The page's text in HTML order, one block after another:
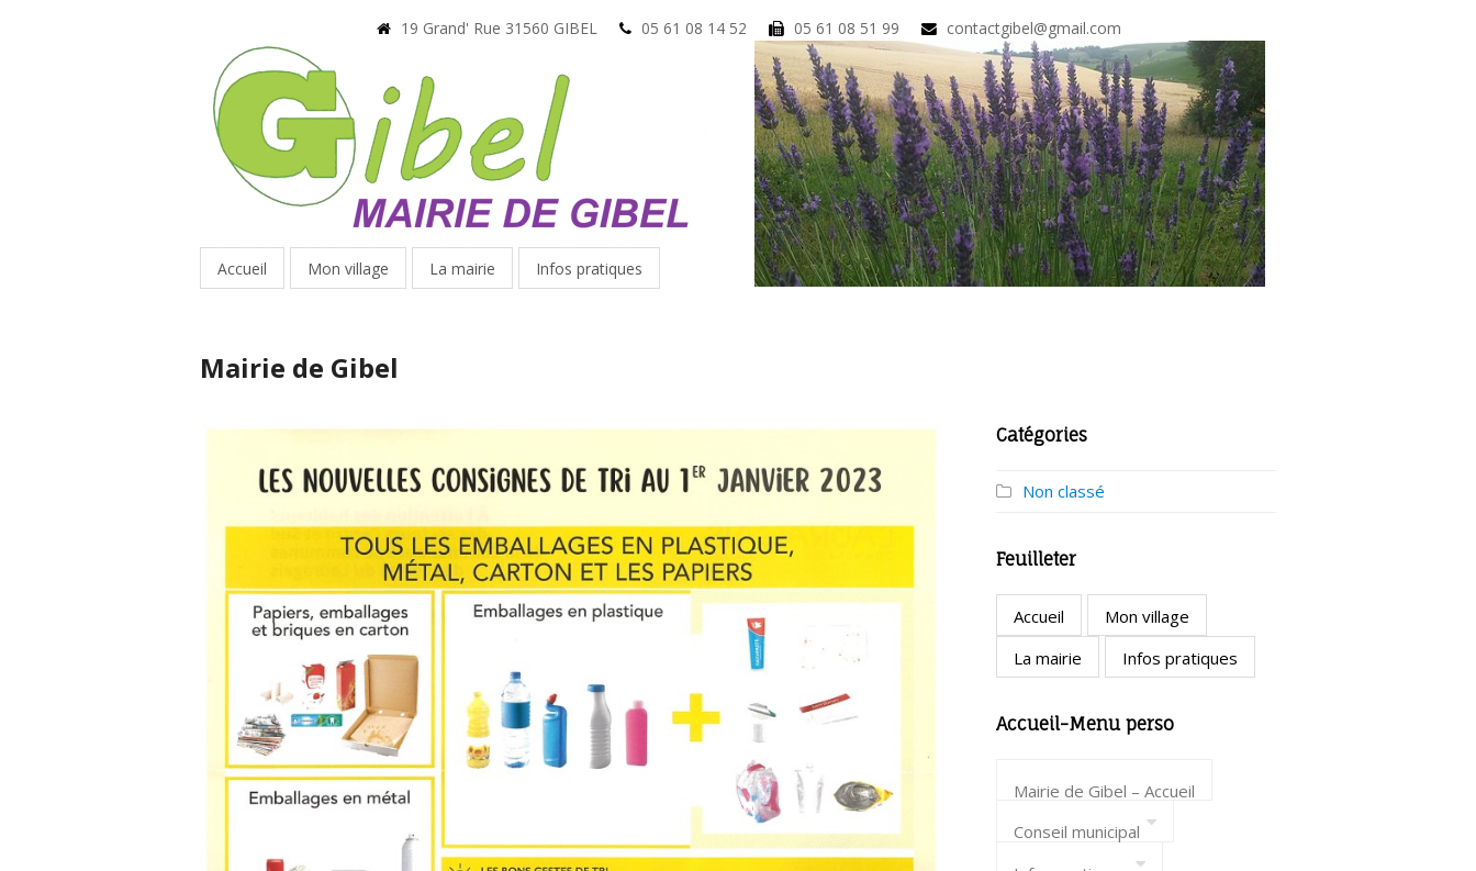
19 Grand' Rue 31560 GIBEL 05 61 08 14 52 05 61 08 51 99 contactgibel@gmail.com
Accueil Mon village La mairie Infos pratiques
Mairie de Gibel
Catégories
Non classé
Feuilleter
Accueil
Mon village
La mairie
Infos pratiques
Accueil-Menu perso
Mairie de Gibel – Accueil
Conseil municipal